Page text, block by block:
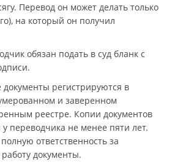
Перевод он может делать только
на который он получил
обязан подать в суд бланк с
регистрируются в
и заверенном
реестре. Копии документов
переводчика не менее пяти лет.
ответственность за
документы.